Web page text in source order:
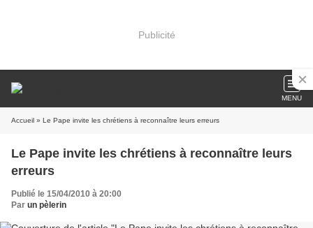
Publicité
MENU
Accueil » Le Pape invite les chrétiens à reconnaître leurs erreurs
Le Pape invite les chrétiens à reconnaître leurs
erreurs
Publié le 15/04/2010 à 20:00
Par un pèlerin